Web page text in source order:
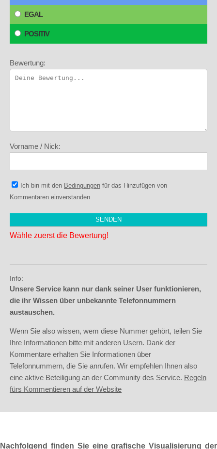
EGAL
POSITIV
Bewertung:
Vorname / Nick:
Ich bin mit den Bedingungen für das Hinzufügen von
Kommentaren einverstanden
Wähle zuerst die Bewertung!
Info:
Unsere Service kann nur dank seiner User funktionieren,
die ihr Wissen über unbekannte Telefonnummern
austauschen.
Wenn Sie also wissen, wem diese Nummer gehört, teilen Sie
Ihre Informationen bitte mit anderen Usern. Dank der
Kommentare erhalten Sie Informationen über
Telefonnummern, die Sie anrufen. Wir empfehlen Ihnen also
eine aktive Beteiligung an der Community des Service. Regeln
fürs Kommentieren auf der Website
Nachfolgend finden Sie eine grafische Visualisierung der